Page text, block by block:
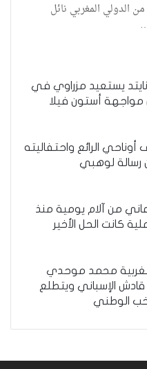
الدولي المغربي نائل
يستعيد مزراوي في
مواجهة أستون فيلا
الرائع واحتفاليته
رسالة لوهبي
من آلام يومية منذ
كانت الحل الأخير
محمد موحدي
الإسباني ويتطلع
الوطني